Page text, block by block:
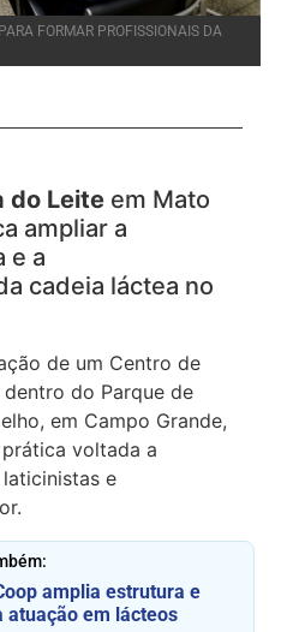
FORMAR PROFISSIONAIS DA
do Leite em Mato
ampliar a
e a
cadeia láctea no
de um Centro de
do Parque de
em Campo Grande,
voltada a
e
amplia estrutura e
atuação em lácteos